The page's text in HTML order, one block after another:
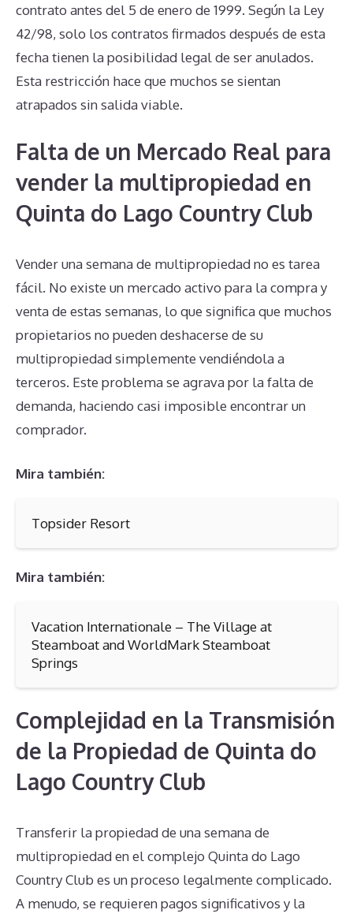
contrato antes del 5 de enero de 1999. Según la Ley
42/98, solo los contratos firmados después de esta
fecha tienen la posibilidad legal de ser anulados.
Esta restricción hace que muchos se sientan
atrapados sin salida viable.
Falta de un Mercado Real para
vender la multipropiedad en
Quinta do Lago Country Club
Vender una semana de multipropiedad no es tarea
fácil. No existe un mercado activo para la compra y
venta de estas semanas, lo que significa que muchos
propietarios no pueden deshacerse de su
multipropiedad simplemente vendiéndola a
terceros. Este problema se agrava por la falta de
demanda, haciendo casi imposible encontrar un
comprador.
Mira también:
Topsider Resort
Mira también:
Vacation Internationale – The Village at
Steamboat and WorldMark Steamboat
Springs
Complejidad en la Transmisión
de la Propiedad de Quinta do
Lago Country Club
Transferir la propiedad de una semana de
multipropiedad en el complejo Quinta do Lago
Country Club es un proceso legalmente complicado.
A menudo, se requieren pagos significativos y la